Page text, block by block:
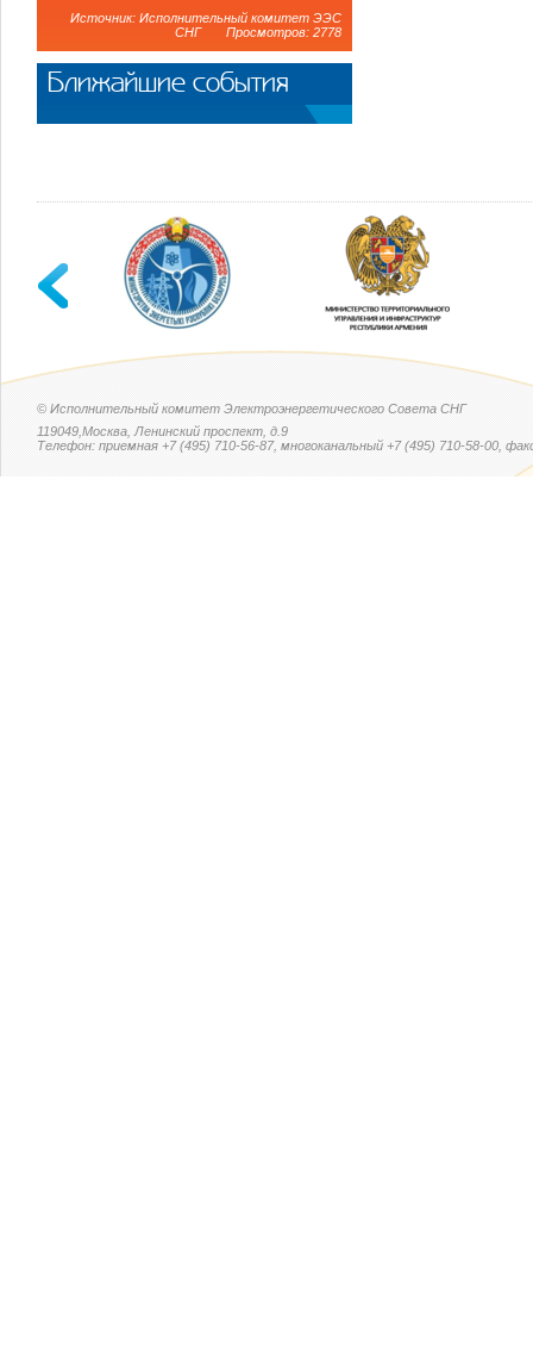
Источник: Исполнительный комитет ЭЭС
СНГ Просмотров: 2778
Ближайшие события
© Исполнительный комитет Электроэнергетического Совета СНГ
119049,Москва, Ленинский проспект, д.9
Телефон: приемная +7 (495) 710-56-87, многоканальный +7 (495) 710-58-00,